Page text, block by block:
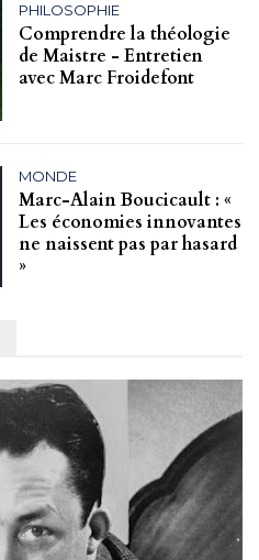
PHILOSOPHIE
Comprendre la théologie
de Maistre - Entretien
avec Marc Froidefont
MONDE
Marc-Alain Boucicault : «
Les économies innovantes
ne naissent pas par hasard
»